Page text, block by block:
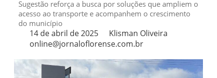
Sugestão reforça a busca por soluções que ampliem o
acesso ao transporte e acompanhem o crescimento
do município
14 de abril de 2025
Klisman Oliveira
online@jornaloflorense.com.br